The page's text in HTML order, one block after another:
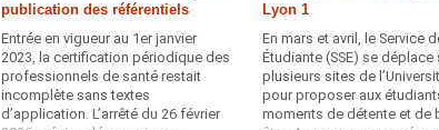
publication des référentiels
Entrée en vigueur au 1er janvier
2023, la certification périodique des
professionnels de santé restait
incomplète sans textes
d’application. L’arrêté du 26 février
Lyon 1
En mars et avril, le Service
Étudiante (SSE) se déplace
plusieurs sites de
pour proposer aux
moments de détente et de